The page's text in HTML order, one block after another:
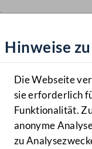
Hilfe
Benutzer
MENÜ
Hinweise
Die Webseite
sie erforderlich
Funktionalität.
anonyme
zu